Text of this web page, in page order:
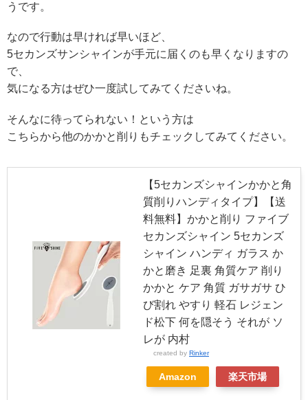
うです。
なので行動は早ければ早いほど、
5セカンズサンシャインが手元に届くのも早くなりますの
で、
気になる方はぜひ一度試してみてくださいね。
そんなに待ってられない！という方は
こちらから他のかかと削りもチェックしてみてください。
【5セカンズシャインかかと角
質削りハンディタイプ】【送
料無料】かかと削り ファイブ
セカンズシャイン 5セカンズ
シャイン ハンディ ガラス か
かと磨き 足裏 角質ケア 削り
かかと ケア 角質 ガサガサ ひ
び割れ やすり 軽石 レジェン
ド松下 何を隠そう それが ソ
レが 内村
created by Rinker
Amazon 楽天市場